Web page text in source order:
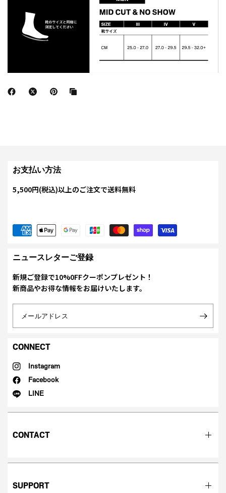
お支払い方法
5,500円(税込)以上のご注文で送料無料
ニュースレターご登録
新規ご登録で10%0FFクーポンプレゼント！
新商品やお得な情報をお届けいたします。
メールアドレス
CONNECT
Instagram
Facebook
LINE
CONTACT
SUPPORT